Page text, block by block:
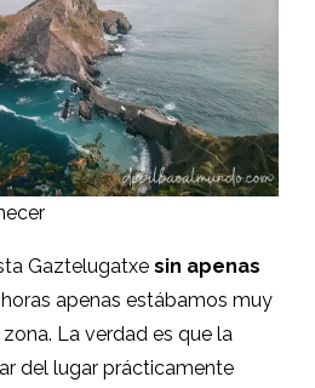
Gaztelugatxe sin apenas
apenas estábamos muy
La verdad es que la
del lugar prácticamente